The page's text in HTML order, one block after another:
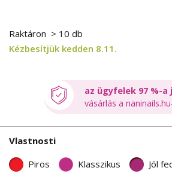
Raktáron > 10 db
Kézbesítjük kedden 8.11.
az ügyfelek 97 %-a
vásárlás a
Vlastnosti
Piros Klasszikus Jól